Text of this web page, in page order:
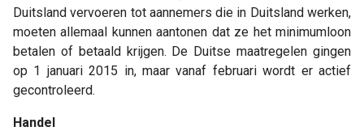
Duitsland vervoeren tot aannemers die in Duitsland werken,
moeten allemaal kunnen aantonen dat ze het minimumloon
betalen of betaald krijgen. De Duitse maatregelen gingen
op 1 januari 2015 in, maar vanaf februari wordt er actief
gecontroleerd.
Handel